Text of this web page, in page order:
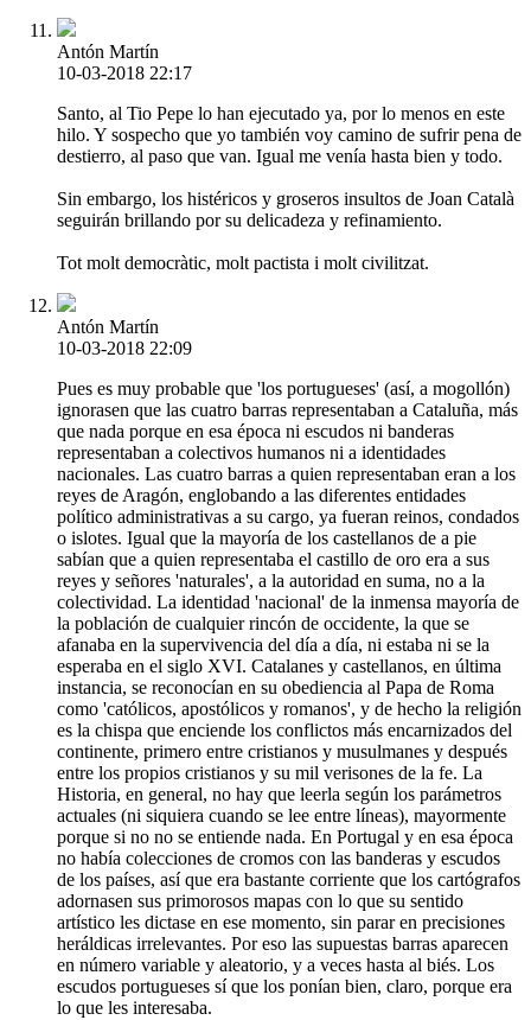
Antón Martín
10-03-2018 22:17
Santo, al Tio Pepe lo han ejecutado ya, por lo menos en este
hilo. Y sospecho que yo también voy camino de sufrir pena de
destierro, al paso que van. Igual me venía hasta bien y todo.
Sin embargo, los histéricos y groseros insultos de Joan Català
seguirán brillando por su delicadeza y refinamiento.
Tot molt democràtic, molt pactista i molt civilitzat.
Antón Martín
10-03-2018 22:09
Pues es muy probable que 'los portugueses' (así, a mogollón)
ignorasen que las cuatro barras representaban a Cataluña, más
que nada porque en esa época ni escudos ni banderas
representaban a colectivos humanos ni a identidades
nacionales. Las cuatro barras a quien representaban eran a los
reyes de Aragón, englobando a las diferentes entidades
político administrativas a su cargo, ya fueran reinos, condados
o islotes. Igual que la mayoría de los castellanos de a pie
sabían que a quien representaba el castillo de oro era a sus
reyes y señores 'naturales', a la autoridad en suma, no a la
colectividad. La identidad 'nacional' de la inmensa mayoría de
la población de cualquier rincón de occidente, la que se
afanaba en la supervivencia del día a día, ni estaba ni se la
esperaba en el siglo XVI. Catalanes y castellanos, en última
instancia, se reconocían en su obediencia al Papa de Roma
como 'católicos, apostólicos y romanos', y de hecho la religión
es la chispa que enciende los conflictos más encarnizados del
continente, primero entre cristianos y musulmanes y después
entre los propios cristianos y su mil verisones de la fe. La
Historia, en general, no hay que leerla según los parámetros
actuales (ni siquiera cuando se lee entre líneas), mayormente
porque si no no se entiende nada. En Portugal y en esa época
no había colecciones de cromos con las banderas y escudos
de los países, así que era bastante corriente que los cartógrafos
adornasen sus primorosos mapas con lo que su sentido
artístico les dictase en ese momento, sin parar en precisiones
heráldicas irrelevantes. Por eso las supuestas barras aparecen
en número variable y aleatorio, y a veces hasta al biés. Los
escudos portugueses sí que los ponían bien, claro, porque era
lo que les interesaba.